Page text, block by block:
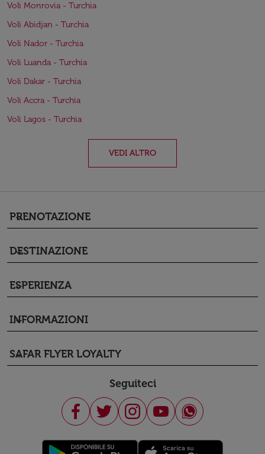
Voli Monrovia - Turchia
Voli Abidjan - Turchia
Voli Nador - Turchia
Voli Luanda - Turchia
Voli Dakar - Turchia
Voli Accra - Turchia
Voli Lagos - Turchia
VEDI ALTRO
PRENOTAZIONE
keyboard_arrow_down
DESTINAZIONE
keyboard_arrow_down
ESPERIENZA
keyboard_arrow_down
INFORMAZIONI
keyboard_arrow_down
SAFAR FLYER LOYALTY
keyboard_arrow_down
Seguiteci